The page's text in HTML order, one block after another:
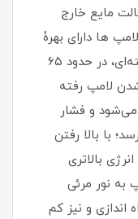
مایع خارج
ها دارای بهرهٔ
نوری بالاتری نسبت به لامپ‌ های رشته‌ای، در حدود ۶۵
لامپ رفته‌
می‌شود و فشار
با بالا رفتن
بالاتری
به نور مرئی
اندازی و نیز کم‌